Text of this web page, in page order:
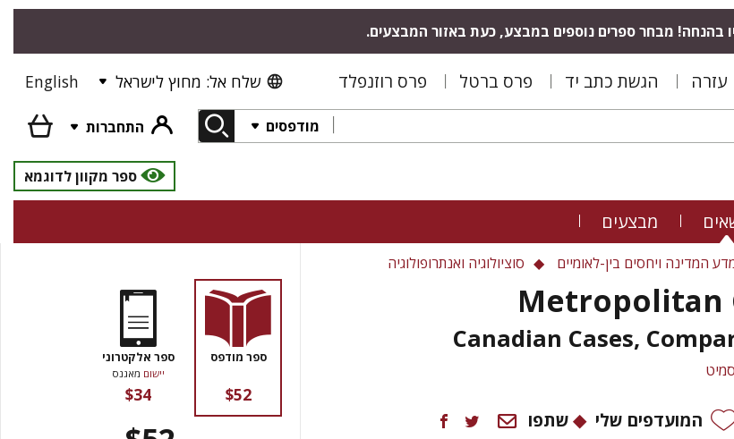
בהנחה! מבחר ספרים נוספים במבצע, כעת באזור המבצעים.
עזרה הגשת כתב יד פרס ברטל פרס רוזנפלד שלח אל: מחוץ לישראל English
מודפסים
התחברות
ספר מקוון לדוגמא
מבצעים
המדינה ויחסים בין-לאומיים סוציולוגיה ואנתרופולוגיה
Metropolitan
Canadian Cases,
המועדפים שלי שתפו
ספר מודפס
$52
ספר אלקטרוני
יישום מאגנס
$34